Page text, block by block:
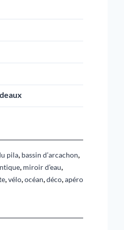
pila, bassin d’arcachon,
, miroir d’eau,
,vélo,océan,déco,apéro